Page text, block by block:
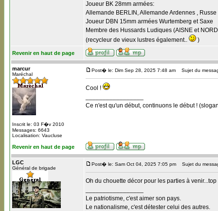
Joueur BK 28mm armées:
Allemande BERLIN, Allemande Ardennes ,
Joueur DBN 15mm armées Wurtemberg et Saxe
Membre des Hussards Ludiques (AISNE et
(recycleur de vieux lustres également..
)
Revenir en haut de page
marcur
Maréchal
Inscrit le: 03 F�v 2010
Messages: 6643
Localisation: Vaucluse
Post� le: Dim Sep 28, 2025 7:48 am Sujet du
Cool !
Ce n'est qu'un début, continuons le début !
Revenir en haut de page
LGC
Général de brigade
Post� le: Sam Oct 04, 2025 7:05 pm Sujet du
Oh du chouette décor pour les parties à venir...top
Le patriotisme, c'est aimer son pays.
Le nationalisme, c'est détester celui des autres.